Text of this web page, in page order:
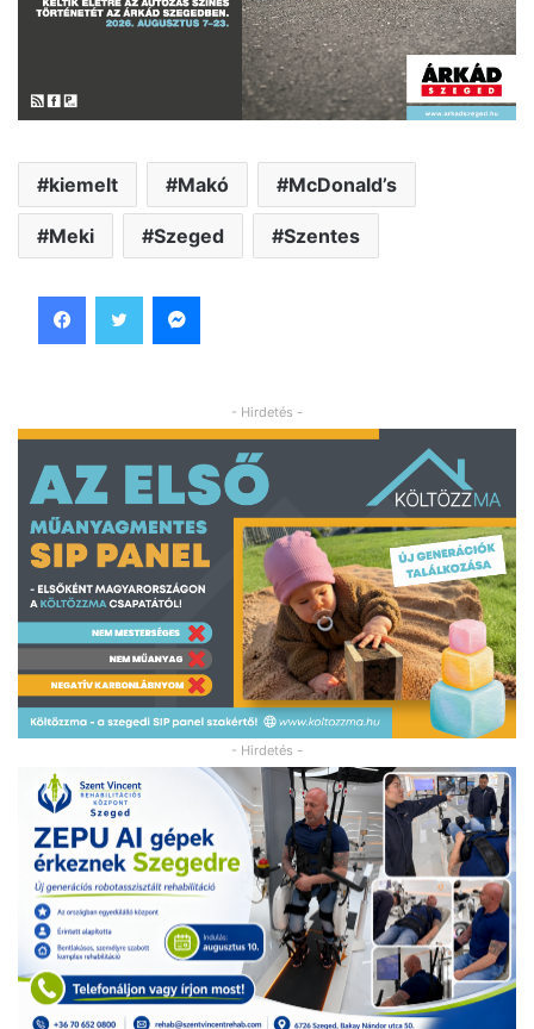
kiemelt Makó McDonald’s
Meki Szeged Szentes
- Hirdetés -
- Hirdetés -